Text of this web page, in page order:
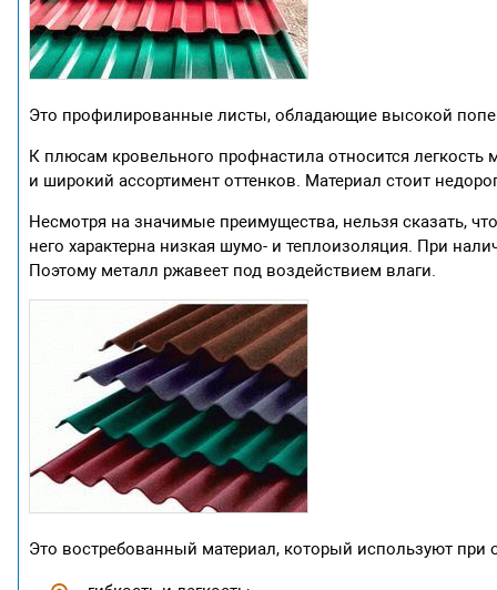
Это профилированные листы, обладающие высокой
К плюсам кровельного профнастила относится
и широкий ассортимент оттенков. Материал стоит
Несмотря на значимые преимущества, нельзя сказать,
него характерна низкая шумо- и теплоизоляция. При
Поэтому металл ржавеет под воздействием влаги.
Это востребованный материал, который используют при